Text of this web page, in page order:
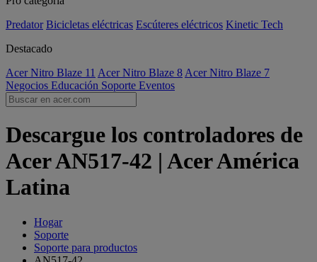
Predator Bicicletas eléctricas Escúteres eléctricos Kinetic Tech
Destacado
Acer Nitro Blaze 11 Acer Nitro Blaze 8 Acer Nitro Blaze 7
Negocios Educación Soporte Eventos
Descargue los controladores de
Acer AN517-42 | Acer América
Latina
Hogar
Soporte
Soporte para productos